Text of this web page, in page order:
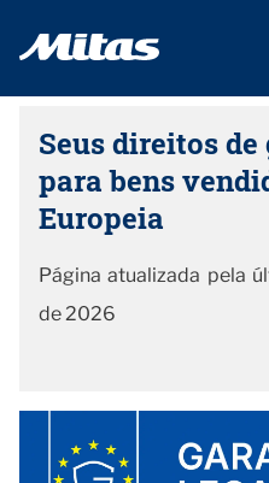
Seus direitos
para bens
Europeia
Página atualizada pela
de 2026